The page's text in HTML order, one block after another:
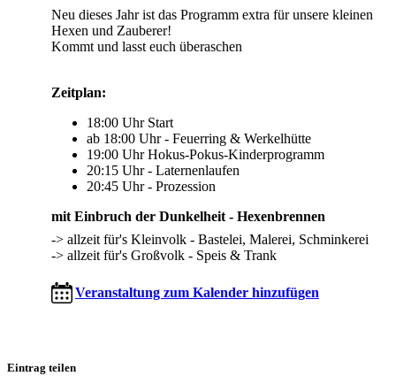
Neu dieses Jahr ist das Programm extra für unsere kleinen
Hexen und Zauberer!
Kommt und lasst euch überaschen
Zeitplan:
18:00 Uhr Start
ab 18:00 Uhr - Feuerring & Werkelhütte
19:00 Uhr Hokus-Pokus-Kinderprogramm
20:15 Uhr - Laternenlaufen
20:45 Uhr - Prozession
mit Einbruch der Dunkelheit - Hexenbrennen
-> allzeit für's Kleinvolk - Bastelei, Malerei, Schminkerei
-> allzeit für's Großvolk - Speis & Trank
Veranstaltung zum Kalender hinzufügen
Eintrag teilen